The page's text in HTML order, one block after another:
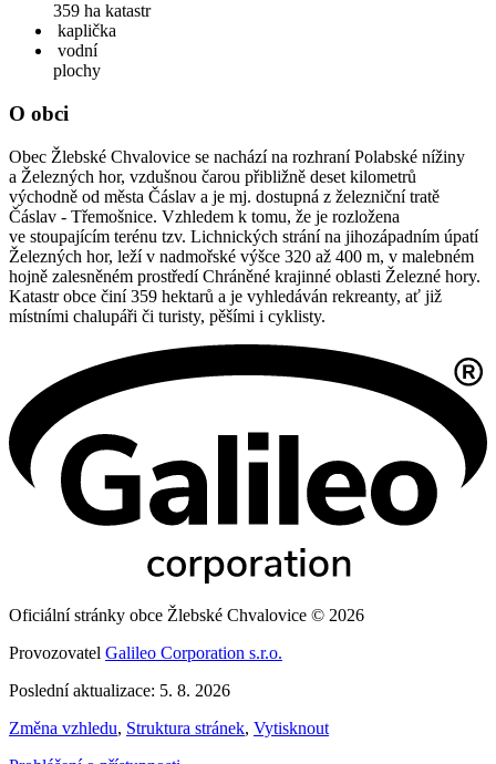
359 ha katastr
kaplička
vodní
plochy
O obci
Obec Žlebské Chvalovice se nachází na rozhraní Polabské nížiny
a Železných hor, vzdušnou čarou přibližně deset kilometrů
východně od města Čáslav a je mj. dostupná z železniční tratě
Čáslav - Třemošnice. Vzhledem k tomu, že je rozložena
ve stoupajícím terénu tzv. Lichnických strání na jihozápadním úpatí
Železných hor, leží v nadmořské výšce 320 až 400 m, v malebném
hojně zalesněném prostředí Chráněné krajinné oblasti Železné hory.
Katastr obce činí 359 hektarů a je vyhledáván rekreanty, ať již
místními chalupáři či turisty, pěšími i cyklisty.
Oficiální stránky obce Žlebské Chvalovice © 2026
Provozovatel Galileo Corporation s.r.o.
Poslední aktualizace: 5. 8. 2026
Změna vzhledu, Struktura stránek, Vytisknout